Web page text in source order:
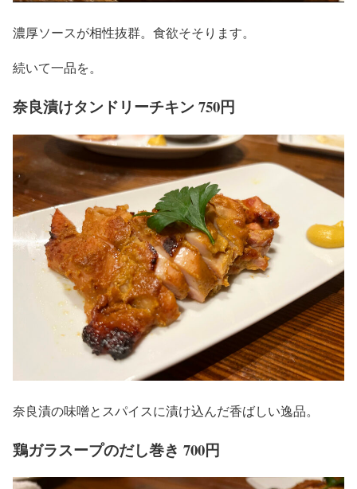
濃厚ソースが相性抜群。食欲そそります。
続いて一品を。
奈良漬けタンドリーチキン 750円
奈良漬の味噌とスパイスに漬け込んだ香ばしい逸品。
鶏ガラスープのだし巻き 700円